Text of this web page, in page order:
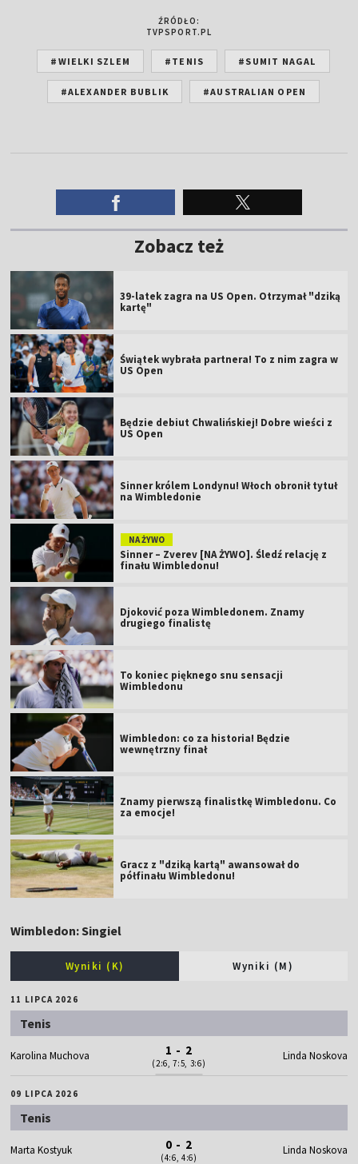
ŹRÓDŁO:
TVPSPORT.PL
#WIELKI SZLEM #TENIS #SUMIT NAGAL
#ALEXANDER BUBLIK #AUSTRALIAN OPEN
Zobacz też
39-latek zagra na US Open. Otrzymał "dziką
kartę"
Świątek wybrała partnera! To z nim zagra w
US Open
Będzie debiut Chwalińskiej! Dobre wieści z
US Open
Sinner królem Londynu! Włoch obronił tytuł
na Wimbledonie
NA ŻYWO
Sinner – Zverev [NA ŻYWO]. Śledź relację z
finału Wimbledonu!
Djoković poza Wimbledonem. Znamy
drugiego finalistę
To koniec pięknego snu sensacji
Wimbledonu
Wimbledon: co za historia! Będzie
wewnętrzny finał
Znamy pierwszą finalistkę Wimbledonu. Co
za emocje!
Gracz z "dziką kartą" awansował do
półfinału Wimbledonu!
Wimbledon: Singiel
Wyniki (K) Wyniki (M)
11 LIPCA 2026
Tenis
Karolina Muchova 1 - 2
(2:6, 7:5, 3:6)
Linda Noskova
09 LIPCA 2026
Tenis
Marta Kostyuk 0 - 2
(4:6, 4:6)
Linda Noskova